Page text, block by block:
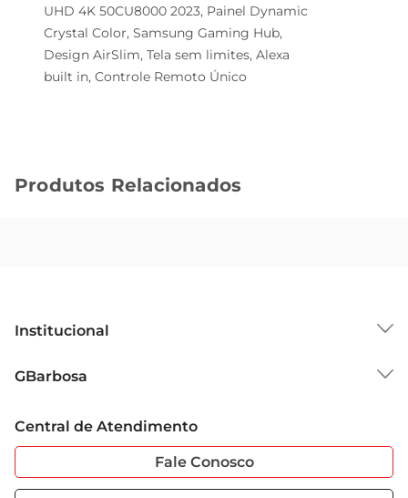
UHD 4K 50CU8000 2023, Painel Dynamic
Crystal Color, Samsung Gaming Hub,
Design AirSlim, Tela sem limites, Alexa
built in, Controle Remoto Único
Produtos Relacionados
Institucional
Grupo Cencosud
Sobre Privacidade
Portal do Fornecedo
Nossas Lojas
GBarbosa
Garantia Estendida
Serviços
Central de Atendimento
Fale Conosco